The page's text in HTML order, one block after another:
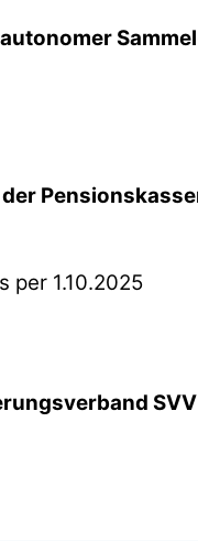
per 1.10.2025
SVV